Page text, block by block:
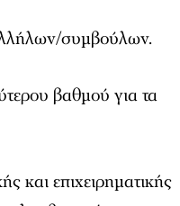
συµβούλων.
βαθµού για τα
και επιχειρηµατικής